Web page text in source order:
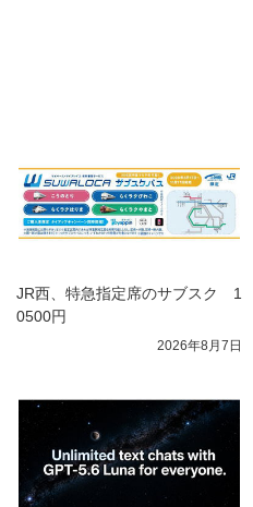
JR西、特急指定席のサブスク　1
0500円
2026年8月7日